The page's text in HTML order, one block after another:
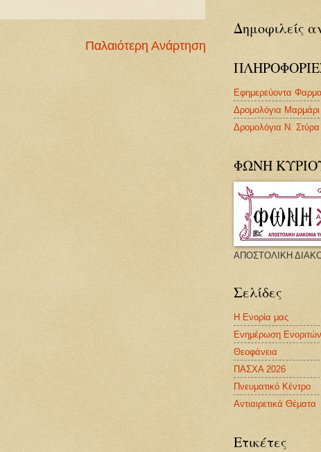
Παλαιότερη Ανάρτηση
Δημοφιλείς
Εφημερεύοντα
Δρομολόγια
Δρομολόγια Ν.
ΦΩΝΗ
ΑΠΟΣΤΟΛΙΚΗ
Σελίδες
Η Ενορία μας
Ενημέρωση Ενοριτών
Θεοφάνεια
ΠΑΣΧΑ 2026
Πνευματικό Κέντρο
Αντιαιρετικά Θέματα
Ετικέτες